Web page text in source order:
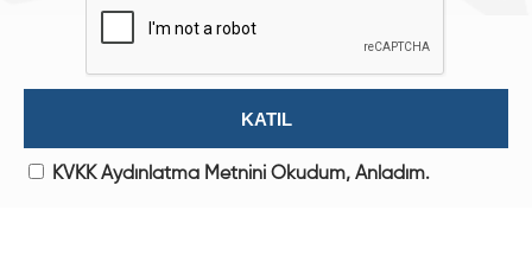
KVKK Aydınlatma Metnini Okudum, Anladım.